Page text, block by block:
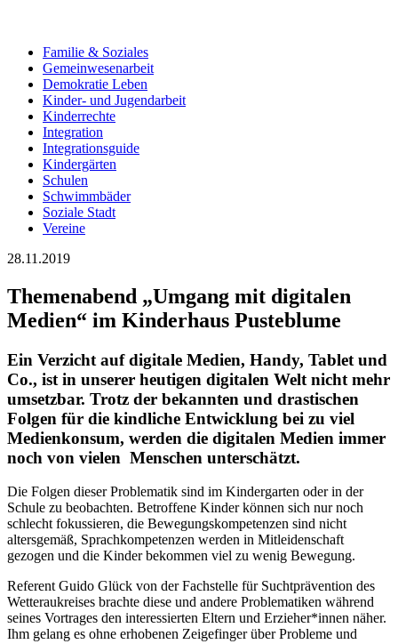
Familie & Soziales
Gemeinwesenarbeit
Demokratie Leben
Kinder- und Jugendarbeit
Kinderrechte
Integration
Integrationsguide
Kindergärten
Schulen
Schwimmbäder
Soziale Stadt
Vereine
28.11.2019
Themenabend „Umgang mit digitalen
Medien“ im Kinderhaus Pusteblume
Ein Verzicht auf digitale Medien, Handy, Tablet und
Co., ist in unserer heutigen digitalen Welt nicht mehr
umsetzbar. Trotz der bekannten und drastischen
Folgen für die kindliche Entwicklung bei zu viel
Medienkonsum, werden die digitalen Medien immer
noch von vielen Menschen unterschätzt.
Die Folgen dieser Problematik sind im Kindergarten oder in der
Schule zu beobachten. Betroffene Kinder können sich nur noch
schlecht fokussieren, die Bewegungskompetenzen sind nicht
altersgemäß, Sprachkompetenzen werden in Mitleidenschaft
gezogen und die Kinder bekommen viel zu wenig Bewegung.
Referent Guido Glück von der Fachstelle für Suchtprävention des
Wetteraukreises brachte diese und andere Problematiken während
seines Vortrages den interessierten Eltern und Erzieher*innen näher.
Ihm gelang es ohne erhobenen Zeigefinger über Probleme und